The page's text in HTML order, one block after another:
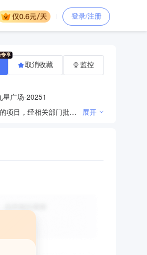
登录/注册
广场-20251
许可项目：建设工程施工；住宅室内装饰装修；文件、资料等其他印刷品印刷；道路货物运输（不含危险货物）。（依法须经批准的项目，经相关部门批准后方可开展经营活动，具体经营项目以相关部门批准文件或许可证件为准）一般项目：园林绿化工程施工；劳务服务（不含劳务派遣）；通用设备修理；安防设备销售；消防技术服务；消防器材销售；保温材料销售；涂料销售（不含危险化学品）；石棉制品制造；塑料制品销售；橡胶制品销售；建筑物清洁服务；化工产品销售（不含许可类化工产品）；日用百货销售；建筑材料销售；五金产品零售；计算机软硬件及辅助设备零售；办公用品销售；物业管理；第二类医疗器械销售；润滑油销售；建筑工程用机械销售；机械设备租赁。（除依法须经批准的项目外，凭营业执照依法自主开展经营活动） 展开
取消收藏 监控